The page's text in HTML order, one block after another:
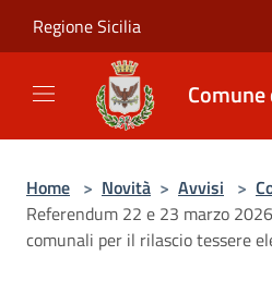
Regione Sicilia
Home > Novità > Avvisi >
Referendum 22 e 23 marzo
comunali per il rilascio tessere